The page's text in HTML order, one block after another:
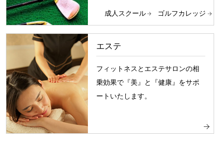
成人スクール ゴルフカレッジ
エステ
フィットネスとエステサロンの相
乗効果で『美』と『健康』をサポ
ートいたします。